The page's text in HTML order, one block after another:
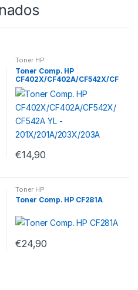
Toner HP
Toner Comp. HP
CF402X/CF402A/CF542X/CF
542A YL –
201X/201A/203X/203A
€14,90
Toner HP
Toner Comp. HP CF281A
€24,90